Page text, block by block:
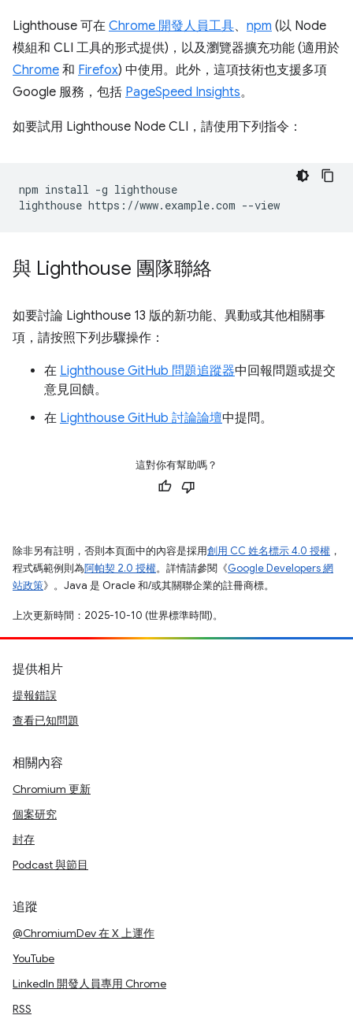
Lighthouse 可在 Chrome 開發人員工具、 npm (以 Node
模組和 CLI 工具的形式提供)，以及瀏覽器擴充功能 (適用於
Chrome 和 Firefox) 中使用。此外，這項技術也支援多項
Google 服務，包括 PageSpeed Insights。
如要試用 Lighthouse Node CLI，請使用下列指令：
npm install -g lighthouse
與 Lighthouse 團隊聯絡
如要討論 Lighthouse 13 版的新功能、異動或其他相關事
項，請按照下列步驟操作：
在 Lighthouse GitHub 問題追蹤器中回報問題或提交
意見回饋。
在 Lighthouse GitHub 討論論壇中提問。
這對你有幫助嗎？
除非另有註明，否則本頁面中的內容是採用創用 CC 姓名標示 4.0 授權 ，
程式碼範例則為阿帕契 2.0 授權。詳情請參閱《Google Developers 網
站政策》。Java 是 Oracle 和/或其關聯企業的註冊商標。
上次更新時間：2025-10-10 (世界標準時間)。
提供相片
提報錯誤
查看已知問題
相關內容
Chromium 更新
個案研究
封存
Podcast 與節目
追蹤
@ChromiumDev 在 X 上運作
YouTube
LinkedIn 開發人員專用 Chrome
RSS